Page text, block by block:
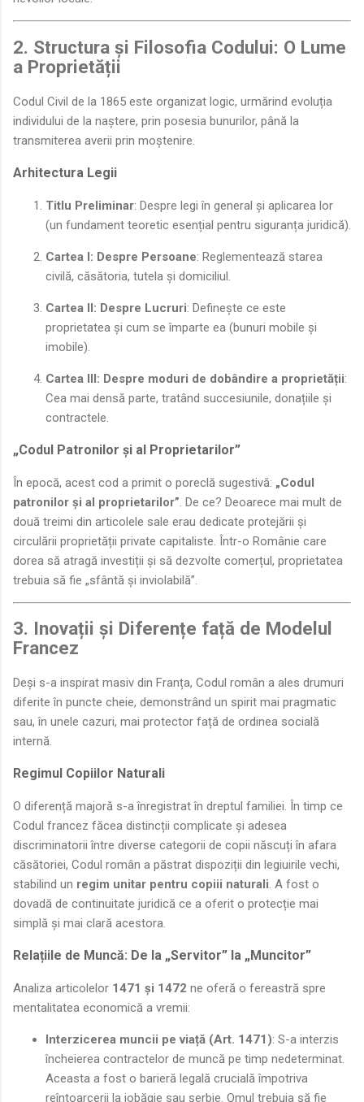
2. Structura și Filosofia Codului: O Lume
a Proprietății
Codul Civil de la 1865 este organizat logic, urmărind evoluția
individului de la naștere, prin posesia bunurilor, până la
transmiterea averii prin moștenire.
Arhitectura Legii
Titlu Preliminar: Despre legi în general și aplicarea lor
(un fundament teoretic esențial pentru siguranța juridică).
Cartea I: Despre Persoane: Reglementează starea
civilă, căsătoria, tutela și domiciliul.
Cartea II: Despre Lucruri: Definește ce este
proprietatea și cum se împarte ea (bunuri mobile și
imobile).
Cartea III: Despre moduri de dobândire a proprietății:
Cea mai densă parte, tratând succesiunile, donațiile și
contractele.
„Codul Patronilor și al Proprietarilor”
În epocă, acest cod a primit o poreclă sugestivă: „Codul
patronilor și al proprietarilor”. De ce? Deoarece mai mult de
două treimi din articolele sale erau dedicate protejării și
circulării proprietății private capitaliste. Într-o Românie care
dorea să atragă investiții și să dezvolte comerțul, proprietatea
trebuia să fie „sfântă și inviolabilă”.
3. Inovații și Diferențe față de Modelul
Francez
Deși s-a inspirat masiv din Franța, Codul român a ales drumuri
diferite în puncte cheie, demonstrând un spirit mai pragmatic
sau, în unele cazuri, mai protector față de ordinea socială
internă.
Regimul Copiilor Naturali
O diferență majoră s-a înregistrat în dreptul familiei. În timp ce
Codul francez făcea distincții complicate și adesea
discriminatorii între diverse categorii de copii născuți în afara
căsătoriei, Codul român a păstrat dispoziții din legiuirile vechi,
stabilind un regim unitar pentru copiii naturali. A fost o
dovadă de continuitate juridică ce a oferit o protecție mai
simplă și mai clară acestora.
Relațiile de Muncă: De la „Servitor” la „Muncitor”
Analiza articolelor 1471 și 1472 ne oferă o fereastră spre
mentalitatea economică a vremii:
Interzicerea muncii pe viață (Art. 1471): S-a interzis
încheierea contractelor de muncă pe timp nedeterminat.
Aceasta a fost o barieră legală crucială împotriva
reîntoarcerii la iobăgie sau șerbie. Omul trebuia să fie